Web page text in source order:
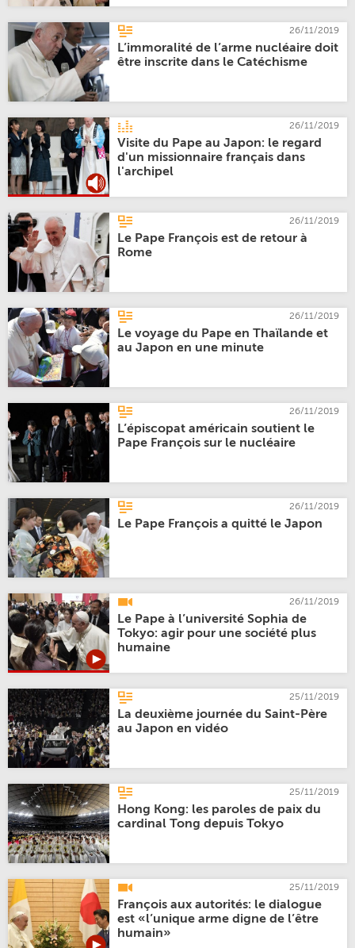
26/11/2019
L’immoralité de l’arme nucléaire doit
être inscrite dans le Catéchisme
26/11/2019
Visite du Pape au Japon: le regard
d'un missionnaire français dans
l'archipel
26/11/2019
Le Pape François est de retour à
Rome
26/11/2019
Le voyage du Pape en Thaïlande et
au Japon en une minute
26/11/2019
L’épiscopat américain soutient le
Pape François sur le nucléaire
26/11/2019
Le Pape François a quitté le Japon
26/11/2019
Le Pape à l’université Sophia de
Tokyo: agir pour une société plus
humaine
25/11/2019
La deuxième journée du Saint-Père
au Japon en vidéo
25/11/2019
Hong Kong: les paroles de paix du
cardinal Tong depuis Tokyo
25/11/2019
François aux autorités: le dialogue
est «l’unique arme digne de l’être
humain»